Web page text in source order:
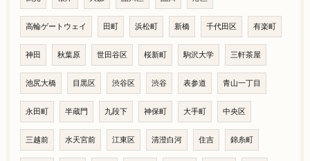
高輪ゲートウェイ 田町 浜松町 新橋 千代田区 有楽町
神田 秋葉原 世田谷区 桜新町 駒沢大学 三軒茶屋
池尻大橋 目黒区 渋谷区 渋谷 表参道 青山一丁目
永田町 半蔵門 九段下 神保町 大手町 中央区
三越前 水天宮前 江東区 清澄白河 住吉 錦糸町